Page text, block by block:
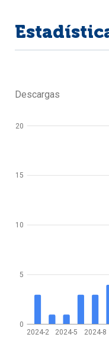
Descargas
2024-2 2024-5 2024-8
0
5
10
15
20